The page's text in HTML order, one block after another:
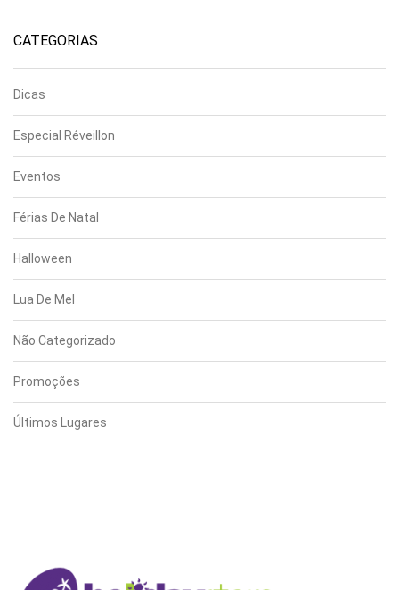
CATEGORIAS
Dicas
Especial Réveillon
Eventos
Férias De Natal
Halloween
Lua De Mel
Não Categorizado
Promoções
Últimos Lugares